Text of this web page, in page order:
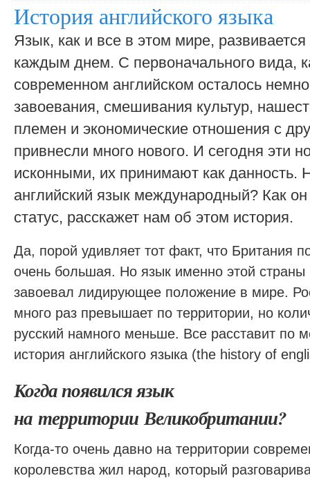
История английского языка
Язык, как и все в этом мире,
каждым днем. С первоначального вида,
современном английском осталось
завоевания, смешивания культур,
племен и экономические отношения с
привнесли много нового. И сегодня эти
исконными, их принимают как данность.
английский язык международный? Как он
статус, расскажет нам об этом история.
Да, порой удивляет тот факт, что Британия
очень большая. Но язык именно этой страны
завоевал лидирующее положение в мире.
много раз превышает по территории, но
русский намного меньше. Все расставит по
история английского языка (the history of
Когда появился язык
на территории Великобритании?
Когда-то очень давно на территории
королевства жил народ, который